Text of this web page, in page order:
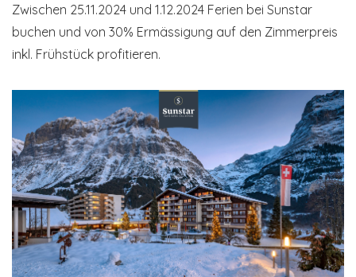
Zwischen 25.11.2024 und 1.12.2024 Ferien bei Sunstar
buchen und von 30% Ermässigung auf den Zimmerpreis
inkl. Frühstück profitieren.